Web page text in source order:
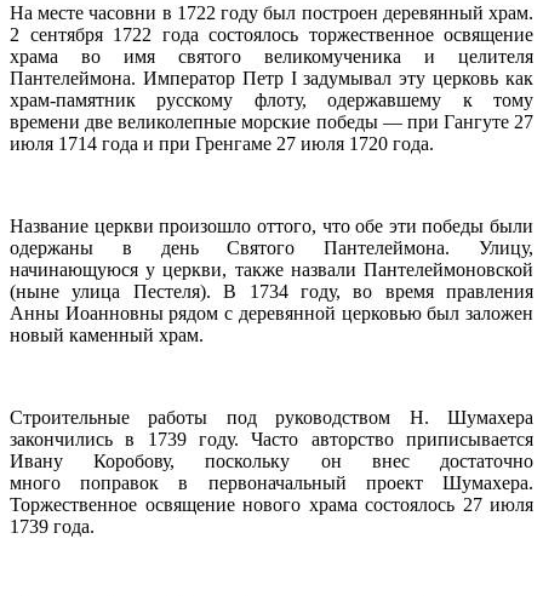
На месте часовни в 1722 году был построен деревянный храм.
2 сентября 1722 года состоялось торжественное освящение
храма во имя святого великомученика и целителя
Пантелеймона. Император Петр I задумывал эту церковь как
храм-памятник русскому флоту, одержавшему к тому
времени две великолепные морские победы — при Гангуте 27
июля 1714 года и при Гренгаме 27 июля 1720 года.
Название церкви произошло оттого, что обе эти победы были
одержаны в день Святого Пантелеймона. Улицу,
начинающуюся у церкви, также назвали Пантелеймоновской
(ныне улица Пестеля). В 1734 году, во время правления
Анны Иоанновны рядом с деревянной церковью был заложен
новый каменный храм.
Строительные работы под руководством Н. Шумахера
закончились в 1739 году. Часто авторство приписывается
Ивану Коробову, поскольку он внес достаточно
много поправок в первоначальный проект Шумахера.
Торжественное освящение нового храма состоялось 27 июля
1739 года.